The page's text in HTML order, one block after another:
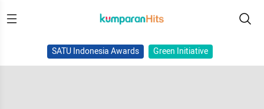
SATU Indonesia Awards Green Initiative